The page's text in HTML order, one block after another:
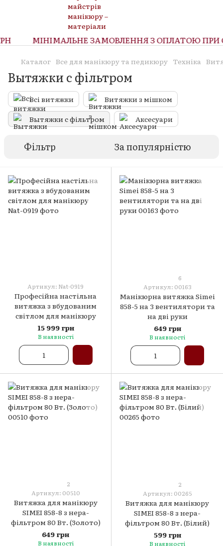
МІНІМАЛЬНЕ ЗАМОВЛЕННЯ З ОПЛАТОЮ ПРИ
Каталог Все для манікюру та педикюру Техніка
Вытяжки с фільтром
Всі витяжки
Витяжки з мішком
Вытяжки с фільтром
Аксесуари
Фільтр За популярністю
Артикул: Nat-0919
Професійна настільна
витяжка з вбудованим
світлом для манікюру
15 999 грн
В наявності
6
Артикул: 00163
Манікюрна витяжка Simei
858-5 на 3 вентилятори та
на дві руки
649 грн
В наявності
2
Артикул: 00510
Витяжка для манікюру
SIMEI 858-8 з нера-
фільтром 80 Вт. (Золото)
649 грн
В наявності
2
Артикул: 00265
Витяжка для манікюру
SIMEI 858-8 з нера-
фільтром 80 Вт. (Білий)
599 грн
В наявності